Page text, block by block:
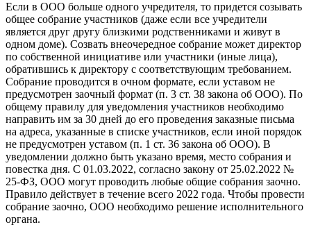
Если в ООО больше одного учредителя, то придется созывать
общее собрание участников (даже если все учредители
является друг другу близкими родственниками и живут в
одном доме). Созвать внеочередное собрание может директор
по собственной инициативе или участники (иные лица),
обратившись к директору с соответствующим требованием.
Собрание проводится в очном формате, если уставом не
предусмотрен заочный формат (п. 3 ст. 38 закона об ООО). По
общему правилу для уведомления участников необходимо
направить им за 30 дней до его проведения заказные письма
на адреса, указанные в списке участников, если иной порядок
не предусмотрен уставом (п. 1 ст. 36 закона об ООО). В
уведомлении должно быть указано время, место собрания и
повестка дня. С 01.03.2022, согласно закону от 25.02.2022 №
25-ФЗ, ООО могут проводить любые общие собрания заочно.
Правило действует в течение всего 2022 года. Чтобы провести
собрание заочно, ООО необходимо решение исполнительного
органа.